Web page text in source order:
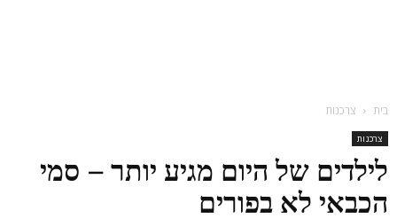
בית צרכנות
צרכנות
לילדים של היום מגיע יותר – סמי
הכבאי לא בפורים